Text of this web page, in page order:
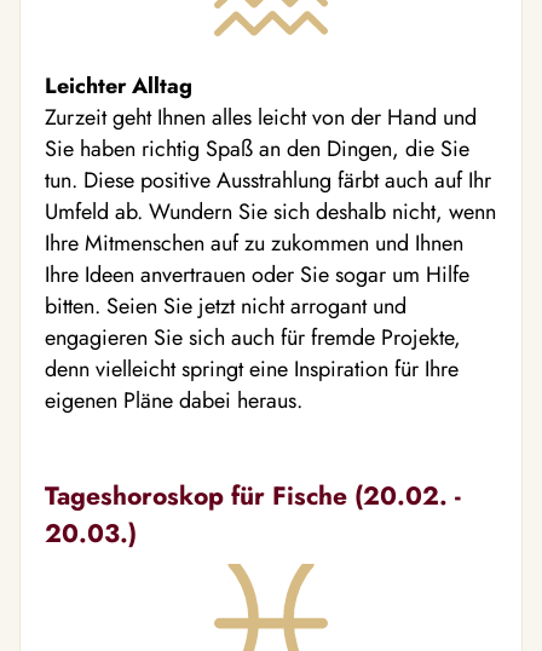
Leichter Alltag
Zurzeit geht Ihnen alles leicht von der Hand und
Sie haben richtig Spaß an den Dingen, die Sie
tun. Diese positive Ausstrahlung färbt auch auf Ihr
Umfeld ab. Wundern Sie sich deshalb nicht, wenn
Ihre Mitmenschen auf zu zukommen und Ihnen
Ihre Ideen anvertrauen oder Sie sogar um Hilfe
bitten. Seien Sie jetzt nicht arrogant und
engagieren Sie sich auch für fremde Projekte,
denn vielleicht springt eine Inspiration für Ihre
eigenen Pläne dabei heraus.
Tageshoroskop für Fische (20.02. -
20.03.)